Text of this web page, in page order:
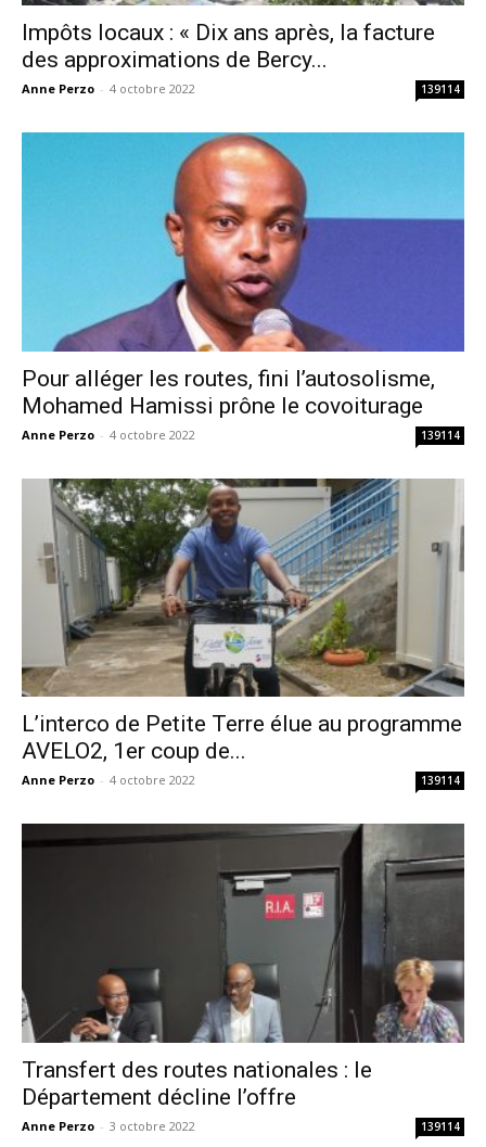
Impôts locaux : « Dix ans après, la facture
des approximations de Bercy...
Anne Perzo - 4 octobre 2022 139114
Pour alléger les routes, fini l’autosolisme,
Mohamed Hamissi prône le covoiturage
Anne Perzo - 4 octobre 2022 139114
L’interco de Petite Terre élue au programme
AVELO2, 1er coup de...
Anne Perzo - 4 octobre 2022 139114
Transfert des routes nationales : le
Département décline l’offre
Anne Perzo - 3 octobre 2022 139114